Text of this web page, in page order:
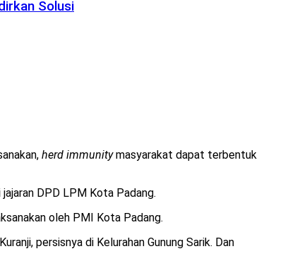
Solusi
herd immunitymasyarakat dapat terbentuk
DPD LPM Kota Padang.
oleh PMI Kota Padang.
persisnya di Kelurahan Gunung Sarik. Dan